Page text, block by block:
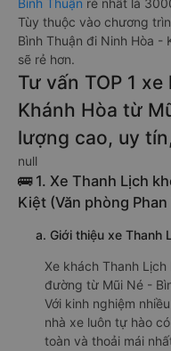
Bình Thuận rẻ nhất là
Tùy thuộc vào chương
Bình Thuận đi Ninh Hòa -
sẽ rẻ hơn.
Tư vấn TOP 1
Khánh Hòa từ
lượng cao, uy
null
🚌 1. Xe Thanh Lịch
Kiệt (Văn phòng
a. Giới thiệu xe Thanh
Xe khách Thanh
đường từ Mũi Né -
Với kinh nghiệm
nhà xe luôn tự hào
toàn và thoải mái